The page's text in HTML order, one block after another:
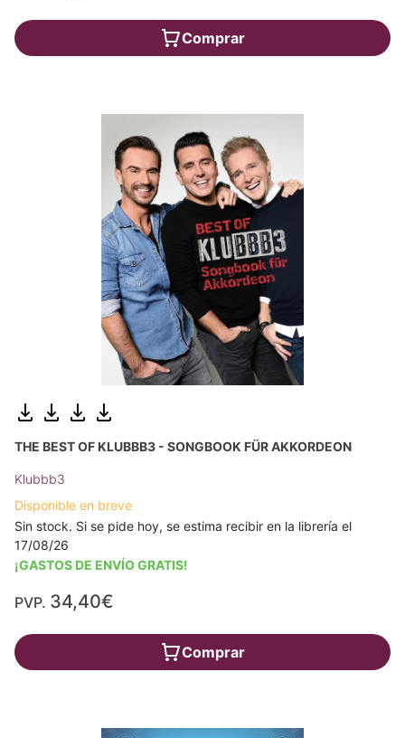
Comprar
THE BEST OF KLUBBB3 - SONGBOOK FÜR AKKORDEON
Klubbb3
Disponible en breve
Sin stock. Si se pide hoy, se estima recibir en la librería el
17/08/26
¡GASTOS DE ENVÍO GRATIS!
PVP. 34,40€
Comprar